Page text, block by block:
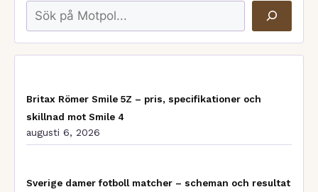
Sök
Britax Römer Smile 5Z – pris, specifikationer och
skillnad mot Smile 4
augusti 6, 2026
Sverige damer fotboll matcher – scheman och resultat